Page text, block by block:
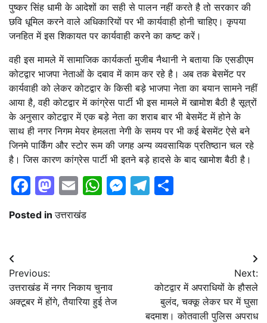
पुष्कर सिंह धामी के आदेशों का सही से पालन नहीं करते है तो सरकार की
छवि धूमिल करने वाले अधिकारियों पर भी कार्यवाही होनी चाहिए। कृपया
जनहित में इस शिकायत पर कार्यवाही करने का कष्ट करें।
वही इस मामले में सामाजिक कार्यकर्ता मुजीब नैथानी ने बताया कि एसडीएम
कोटद्वार भाजपा नेताओं के दबाव में काम कर रहे है। अब तक बेसमेंट पर
कार्यवाही को लेकर कोटद्वार के किसी बड़े भाजपा नेता का बयान सामने नहीं
आया है, वही कोटद्वार में कांग्रेस पार्टी भी इस मामले में खामोश बैठी है सूत्रों
के अनुसार कोटद्वार में एक बड़े नेता का शराब बार भी बेसमेंट में होने के
साथ ही नगर निगम मेयर हेमलता नेगी के समय पर भी कई बेसमेंट ऐसे बने
जिनमे पार्किंग और स्टोर रूम की जगह अन्य व्यवसायिक प्रतिष्ठान चल रहे
है। जिस कारण कांग्रेस पार्टी भी इतने बड़े हादसे के बाद खामोश बैठी है।
Facebook
Mastodon
EmailWhatsApp
Messenger
Telegram
Posted inउत्तराखंड
Post
navigation
Previous:
उत्तराखंड में नगर निकाय चुनाव
अक्टूबर में होंगे, तैयारिया हुई तेज
Next:
कोटद्वार में अपराधियों के हौसले
बुलंद, चक्कू लेकर घर में घुसा
बदमाश। कोतवाली पुलिस अपराध